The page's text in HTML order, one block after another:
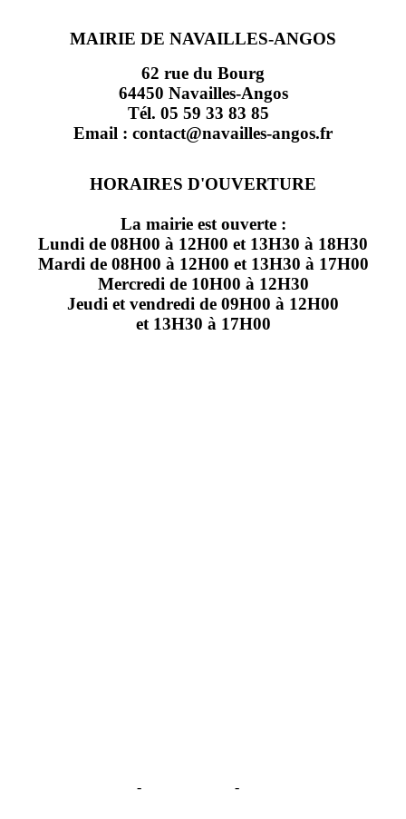
MAIRIE DE NAVAILLES-ANGOS
62 rue du Bourg
64450 Navailles-Angos
Tél. 05 59 33 83 85
Email : contact@navailles-angos.fr
HORAIRES D'OUVERTURE
La mairie est ouverte :
Lundi de 08H00 à 12H00 et 13H30 à 18H30
Mardi de 08H00 à 12H00 et 13H30 à 17H00
Mercredi de 10H00 à 12H30
Jeudi et vendredi de 09H00 à 12H00
et 13H30 à 17H00
- -